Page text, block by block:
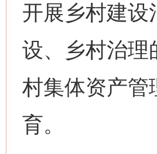
开展乡村建设
设、乡村治理
村集体资产管
育。